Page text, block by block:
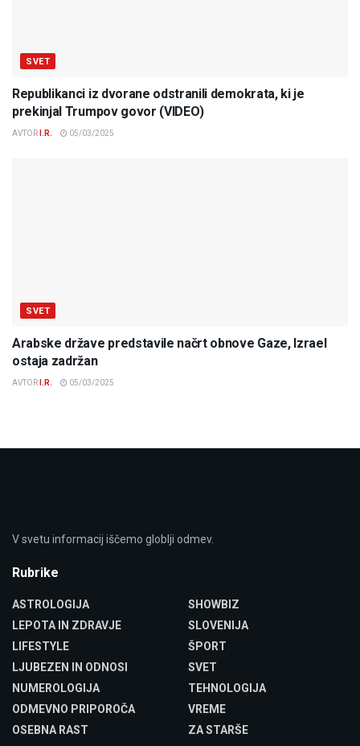
SVET
Republikanci iz dvorane odstranili demokrata, ki je
prekinjal Trumpov govor (VIDEO)
AVTOR I.R. 05/03/2025
SVET
Arabske države predstavile načrt obnove Gaze, Izrael
ostaja zadržan
AVTOR I.R. 05/03/2025
V svetu informacij iščemo globlji odmev.
Rubrike
ASTROLOGIJA
LEPOTA IN ZDRAVJE
LIFESTYLE
LJUBEZEN IN ODNOSI
NUMEROLOGIJA
ODMEVNO PRIPOROČA
OSEBNA RAST
SHOWBIZ
SLOVENIJA
ŠPORT
SVET
TEHNOLOGIJA
VREME
ZA STARŠE